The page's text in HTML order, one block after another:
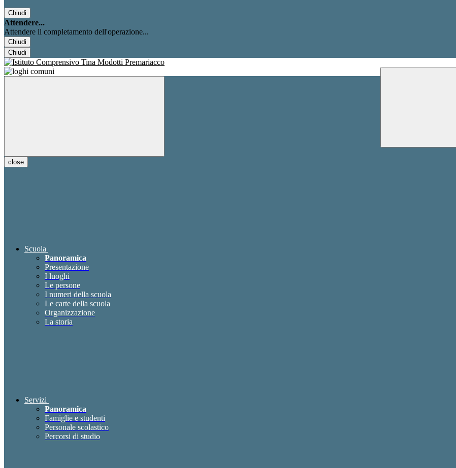
Chiudi
Attendere...
Attendere il completamento dell'operazione...
Chiudi
Chiudi
close
Scuola
Panoramica
Presentazione
I luoghi
Le persone
I numeri della scuola
Le carte della scuola
Organizzazione
La storia
Servizi
Panoramica
Famiglie e studenti
Personale scolastico
Percorsi di studio